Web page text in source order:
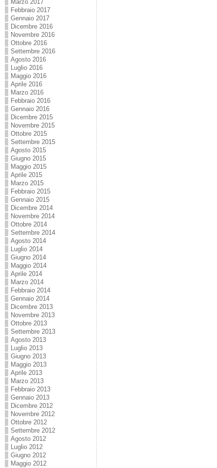
Marzo 2017
Febbraio 2017
Gennaio 2017
Dicembre 2016
Novembre 2016
Ottobre 2016
Settembre 2016
Agosto 2016
Luglio 2016
Maggio 2016
Aprile 2016
Marzo 2016
Febbraio 2016
Gennaio 2016
Dicembre 2015
Novembre 2015
Ottobre 2015
Settembre 2015
Agosto 2015
Giugno 2015
Maggio 2015
Aprile 2015
Marzo 2015
Febbraio 2015
Gennaio 2015
Dicembre 2014
Novembre 2014
Ottobre 2014
Settembre 2014
Agosto 2014
Luglio 2014
Giugno 2014
Maggio 2014
Aprile 2014
Marzo 2014
Febbraio 2014
Gennaio 2014
Dicembre 2013
Novembre 2013
Ottobre 2013
Settembre 2013
Agosto 2013
Luglio 2013
Giugno 2013
Maggio 2013
Aprile 2013
Marzo 2013
Febbraio 2013
Gennaio 2013
Dicembre 2012
Novembre 2012
Ottobre 2012
Settembre 2012
Agosto 2012
Luglio 2012
Giugno 2012
Maggio 2012